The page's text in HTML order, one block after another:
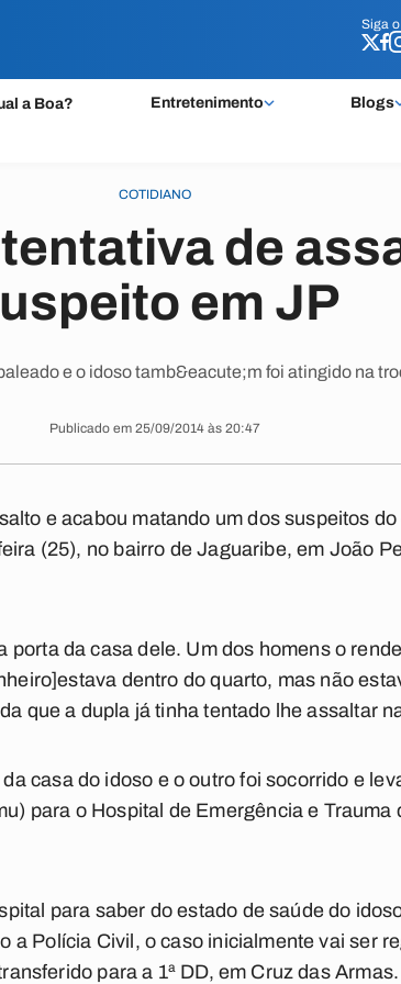
Siga o
a Boa? Entretenimento Blogs
Siga o
COTIDIANO
de
em JP
e o idoso tamb&eacute;m foi atingido na
Publicado em 25/09/2014 às 20:47
e acabou matando um dos suspeitos
(25), no bairro de Jaguaribe, em João
porta da casa dele. Um dos homens o
dentro do quarto, mas não
que a dupla já tinha tentado lhe assaltar
casa do idoso e o outro foi socorrido e
para o Hospital de Emergência e Trauma
para saber do estado de saúde do
a Polícia Civil, o caso inicialmente vai ser
para a 1ª DD, em Cruz das Armas.